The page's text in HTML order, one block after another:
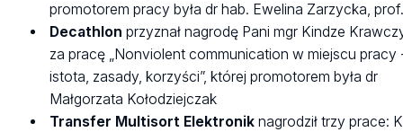
promotorem pracy była dr hab. Ewelina Zarzycka,
Decathlonprzyznał nagrodę Pani mgr Kindze
za pracę „Nonviolent communication w miejscu pracy
istota, zasady, korzyści”, której promotorem była dr
Małgorzata Kołodziejczak
Transfer Multisort Elektronik nagrodził trzy prace: